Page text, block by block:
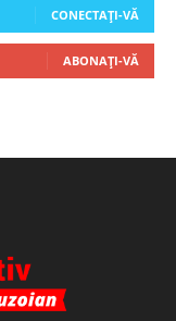
CONECTAȚI-VĂ
ABONAȚI-VĂ